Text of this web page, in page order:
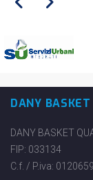
DANY BASKET
DANY BASKET
FIP: 033134
C.f. / P.iva: